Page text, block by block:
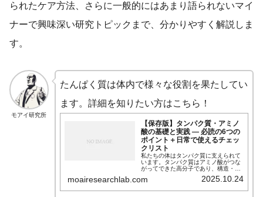
られたケア方法、さらに一般的にはあまり語られないマイ
ナーで興味深い研究トピックまで、分かりやすく解説しま
す。
モアイ研究所
たんぱく質は体内で様々な役割を果たしてい
ます。詳細を知りたい方はこちら！
【保存版】タンパク質・アミノ
酸の基礎と実践 — 必読の6つの
ポイント＋日常で使えるチェッ
クリスト
私たちの体はタンパク質に支えられて
います。タンパク質はアミノ酸がつな
がってできた高分子であり、構造・酵
素活性・情報伝達・免疫など、生物学
的機能のほとんどを担っています。本
moairesearchlab.com 2025.10.24